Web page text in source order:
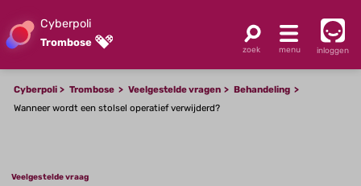
Cyberpoli
Trombose
inloggen
Cyberpoli Trombose Veelgestelde vragen
Behandeling
Wanneer wordt een stolsel operatief verwijderd?
Veelgestelde vraag